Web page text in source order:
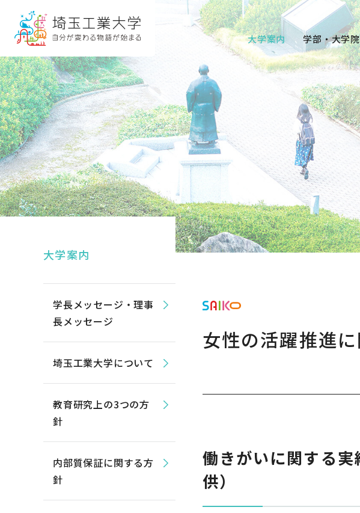
バ
ル
ナ
ビ
ゲ
ー
シ
ョ
ン
へ
ル
ナ
ビ
ゲ
ー
シ
ョ
ン
へ
ー
へ
大学案内 学部・大学院
女性の活躍推進
働きがいに関する
供）
大学案内
学長メッセージ・理事
長メッセージ
埼玉工業大学について
教育研究上の3つの方
針
内部質保証に関する方
針